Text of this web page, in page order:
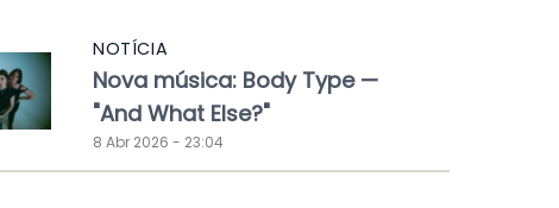
NOTÍCIA
Nova música: Body Type —
"And What Else?"
8 Abr 2026 - 23:04